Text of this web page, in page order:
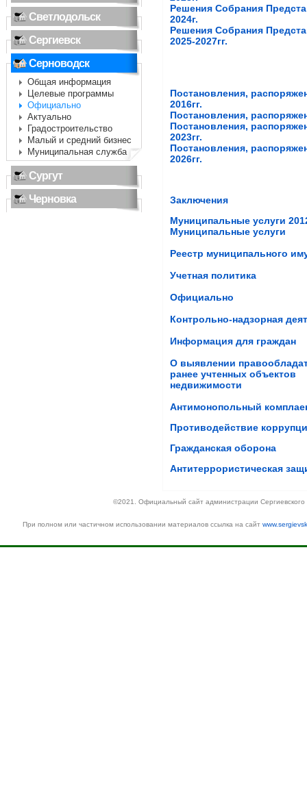
Светлодольск
Сергиевск
Серноводск
Общая информация
Целевые программы
Официально
Актуально
Градостроительство
Малый и средний бизнес
Муниципальная служба
Сургут
Черновка
Решения Собрания
2024г.
Решения Собрания
2025-2027гг.
Постановления,
2016гг.
Постановления,
Постановления,
2023гг.
Постановления,
2026гг.
Заключения
Муниципальные услуги
Муниципальные услуги
Реестр муниципального
Учетная политика
Официально
Контрольно-надзорная
Информация для граждан
О выявлении
ранее учтенных объектов
недвижимости
Антимонопольный
Противодействие
Гражданская оборона
Антитеррористическая
©2021. Официальный сайт администрации Сергиевского
При полном или частичном использовании материалов ссылка на сайт